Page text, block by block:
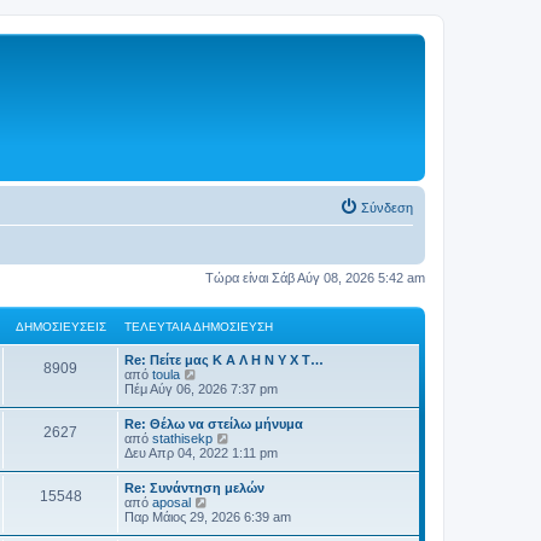
Σύνδεση
Τώρα είναι Σάβ Αύγ 08, 2026 5:42 am
ΔΗΜΟΣΙΕΎΣΕΙΣ ΤΕΛΕΥΤΑΊΑ ΔΗΜΟΣΊΕΥΣΗ
8909
Re: Πείτε μας Κ Α Λ Η Ν Υ Χ Τ…
από toula
ρ
ο
λ
ή
τ
η
ς
τ
ε
Πέμ Αύγ 06, 2026 7:37 pm
2627
Re: Θέλω να στείλω μήνυμα
από stathisekp
ρ
ο
λ
ή
τ
Δευ Απρ 04, 2022 1:11 pm
15548
Re: Συνάντηση μελών
από aposal
ρ
Παρ Μάιος 29, 2026 6:39 am